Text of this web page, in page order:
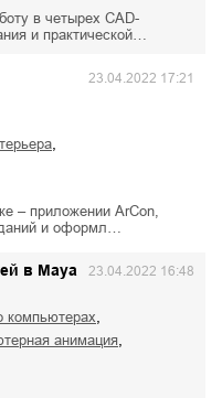
Личный интерес
в четырех САD-
и практической…
23.04.2022 17:21
– приложении ArCon,
и оформл…
в Maya 23.04.2022 16:48
о компьютерах
анимация